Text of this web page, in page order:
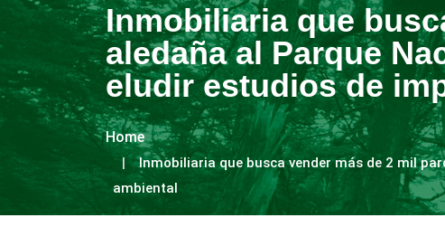
Inmobiliaria que
aledaña al Parque
eludir estudios de
Home
Inmobiliaria que busca vender más de 2 mil
ambiental